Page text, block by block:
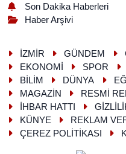
Son Dakika Haberleri
Haber Arşivi
İZMİR GÜNDEM
EKONOMİ
SPOR
BİLİM
DÜNYA
MAGAZİN
RESMİ
İHBAR HATTI
KÜNYE
REKLAM
ÇEREZ POLİTİKASI